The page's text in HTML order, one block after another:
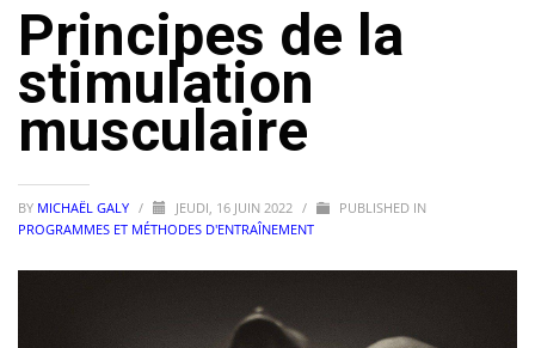
Principes de la
stimulation
musculaire
BY MICHAËL GALY / JEUDI, 16 JUIN 2022 /
PUBLISHED IN
PROGRAMMES ET MÉTHODES D'ENTRAÎNEMENT